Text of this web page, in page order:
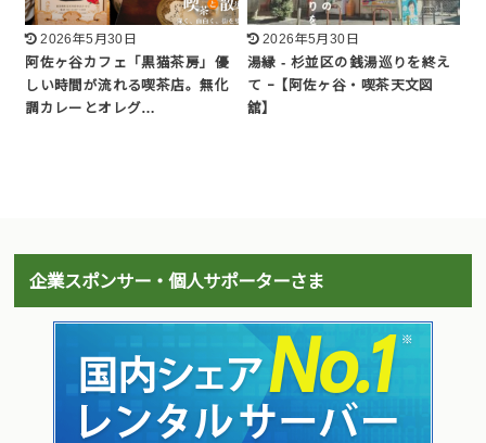
2026年5月30日
阿佐ヶ谷カフェ「黒猫茶房」優
しい時間が流れる喫茶店。無化
調カレーとオレグ…
2026年5月30日
湯縁 - 杉並区の銭湯巡りを終え
て ｰ【阿佐ヶ谷・喫茶天文図
舘】
企業スポンサー・個人サポーターさま